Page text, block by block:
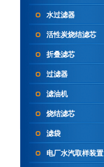
水过滤器
活性炭烧结滤芯
折叠滤芯
过滤器
滤油机
烧结滤芯
滤袋
电厂水汽取样装置